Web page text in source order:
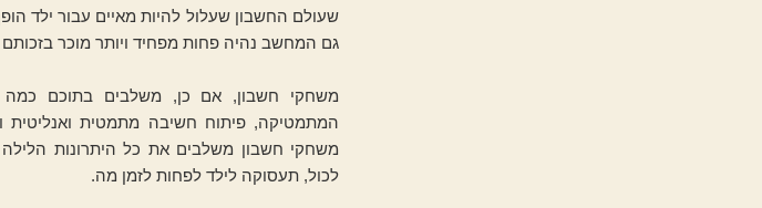
שעולם החשבון שעלול להיות מאיים עבור ילד
גם המחשב נהיה פחות מפחיד ויותר מוכר
משחקי חשבון, אם כן, משלבים בתוכם כמה
המתמטיקה, פיתוח חשיבה מתמטית
משחקי חשבון משלבים את כל היתרונות
לכול, תעסוקה לילד לפחות לזמן מה.